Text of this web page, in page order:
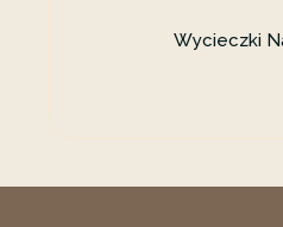
Wycieczki